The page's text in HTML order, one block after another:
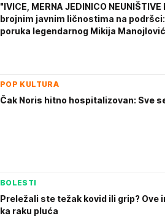
"IVICE, MERNA JEDINICO
brojnim javnim ličnostima na
poruka legendarnog Mikija
POP KULTURA
Čak Noris hitno hospitalizovan: Sve
BOLESTI
Preležali ste težak kovid ili grip?
ka raku pluća